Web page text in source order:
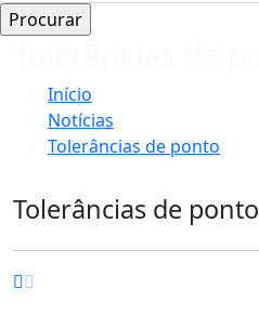
Início
Notícias
Tolerâncias de ponto
Tolerâncias de ponto